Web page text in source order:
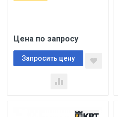
Цена по запросу
Запросить цену